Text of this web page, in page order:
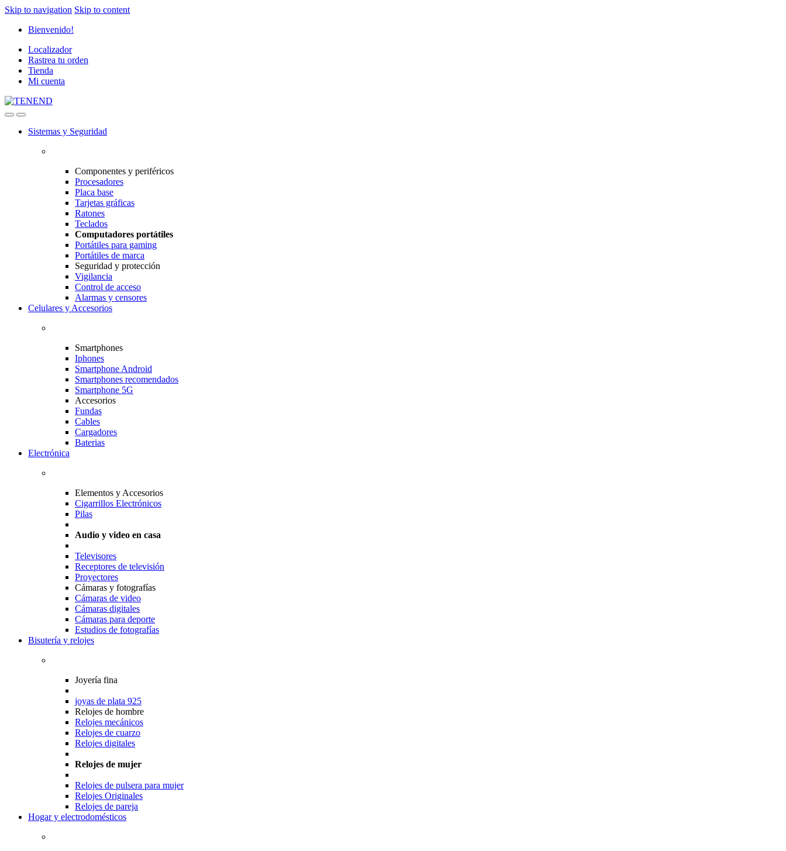
Skip to navigation Skip to content
Bienvenido!
Localizador
Rastrea tu orden
Tienda
Mi cuenta
Sistemas y Seguridad
Componentes y periféricos
Procesadores
Placa base
Tarjetas gráficas
Ratones
Teclados
Computadores portátiles
Portátiles para gaming
Portátiles de marca
Seguridad y protección
Vigilancia
Control de acceso
Alarmas y censores
Celulares y Accesorios
Smartphones
Iphones
Smartphone Android
Smartphones recomendados
Smartphone 5G
Accesorios
Fundas
Cables
Cargadores
Baterias
Electrónica
Elementos y Accesorios
Cigarrillos Electrónicos
Pilas
Audio y video en casa
Televisores
Receptores de televisión
Proyectores
Cámaras y fotografías
Cámaras de video
Cámaras digitales
Cámaras para deporte
Estudios de fotografías
Bisutería y relojes
Joyería fina
joyas de plata 925
Relojes de hombre
Relojes mecánicos
Relojes de cuarzo
Relojes digitales
Relojes de mujer
Relojes de pulsera para mujer
Relojes Originales
Relojes de pareja
Hogar y electrodomésticos